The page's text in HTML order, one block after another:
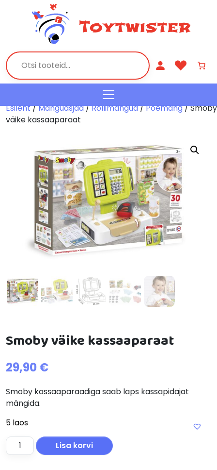
Esileht/Mänguasjad/Rollimängud/Poemäng/ Smoby
väike kassaaparaat
Smoby väike kassaaparaat
29,90 €
Smoby kassaaparaadiga saab laps kassapidajat
mängida.
5 laos
Smoby väike kassaaparaat kogus
Lisa korvi